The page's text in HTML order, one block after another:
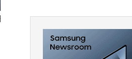
[Epic Why] 코오롱 이규호
3상 실패 1주일만에 티슈진 2억 매